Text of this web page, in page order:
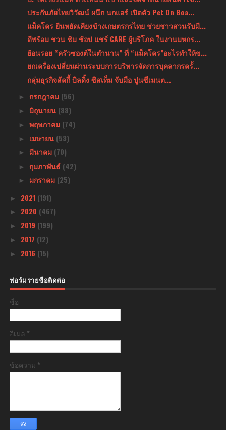
ประกันภัยไทยวิวัฒน์ ผนึก นกแอร์ เปิดตัว Pet On Boa...
แม็คโคร ยืนหยัดเคียงข้างเกษตรกรไทย ช่วยชาวสวนรับมื...
ดีพร้อม ชวน ชิม ช้อป แชร์ CARE ผู้บริโภค ในงานมหกร...
ย้อนรอย “ครัวซองต์ในตำนาน” ที่ “แม็คโคร”อะไรทำให้ข...
ยกเครื่องเปลี่ยนผ่านระบบการบริหารจัดการบุคลากรครั้...
กลุ่มธุรกิจลัคกี้ บิลดิ้ง ซิสเท็ม จับมือ ปูนซีเมนต...
► กรกฎาคม (56)
► มิถุนายน (88)
► พฤษภาคม (74)
► เมษายน (53)
► มีนาคม (70)
► กุมภาพันธ์ (42)
► มกราคม (25)
► 2021 (191)
► 2020 (467)
► 2019 (199)
► 2017 (12)
► 2016 (15)
ฟอร์มรายชื่อติดต่อ
ชื่อ
อีเมล *
ข้อความ *